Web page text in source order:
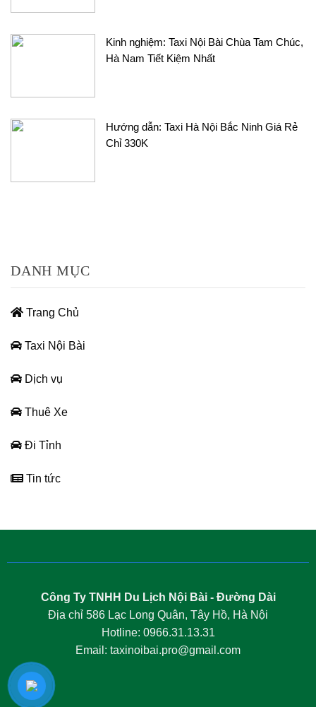
Kinh nghiệm: Taxi Nội Bài Chùa Tam Chúc,
Hà Nam Tiết Kiệm Nhất
Hướng dẫn: Taxi Hà Nội Bắc Ninh Giá Rẻ
Chỉ 330K
DANH MỤC
Trang Chủ
Taxi Nội Bài
Dịch vụ
Thuê Xe
Đi Tỉnh
Tin tức
Công Ty TNHH Du Lịch Nội Bài - Đường Dài
Địa chỉ 586 Lạc Long Quân, Tây Hồ, Hà Nội
Hotline: 0966.31.13.31
Email: taxinoibai.pro@gmail.com